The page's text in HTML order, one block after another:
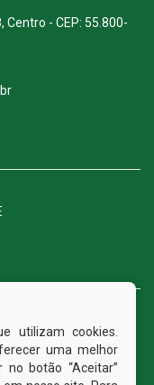
Centro - CEP: 55.800-
utilizam cookies.
uma melhor
no botão “Aceitar”